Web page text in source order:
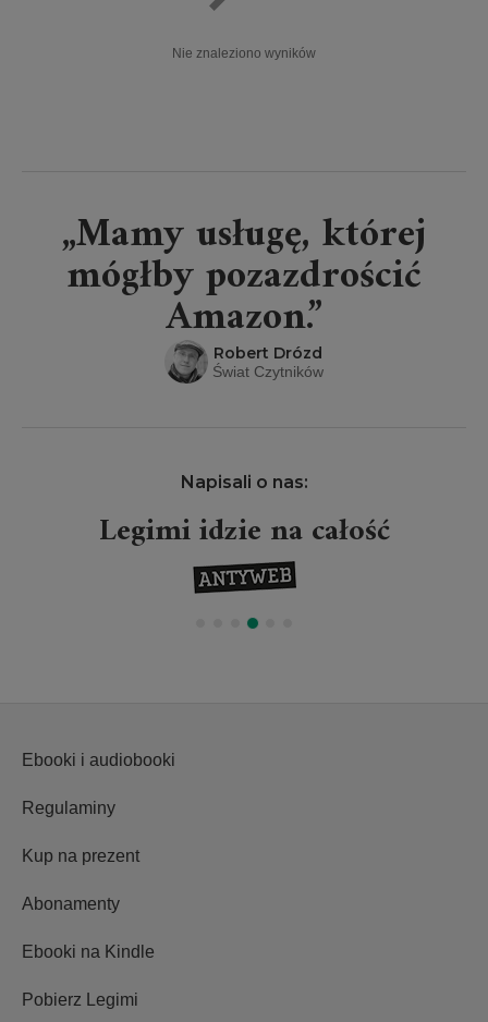
Nie znaleziono wyników
„Mamy usługę, której
mógłby pozazdrościć
Amazon.”
Robert Drózd
Świat Czytników
Napisali o nas:
Legimi idzie na całość
Ebooki i audiobooki
Regulaminy
Kup na prezent
Abonamenty
Ebooki na Kindle
Pobierz Legimi